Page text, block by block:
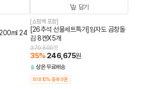
200ml 24
담기
[쇼핑백 포함]
[26추석 선물세트특가]임자도 곱창돌
김 8캔X5개
379,500원
35% 246,675원
상온무료배송
최대 10% 중복쿠폰